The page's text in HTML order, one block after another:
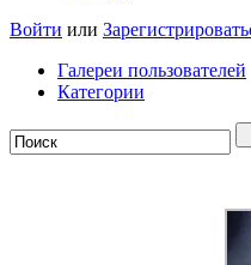
Войти или
Галереи пользователей
Категории